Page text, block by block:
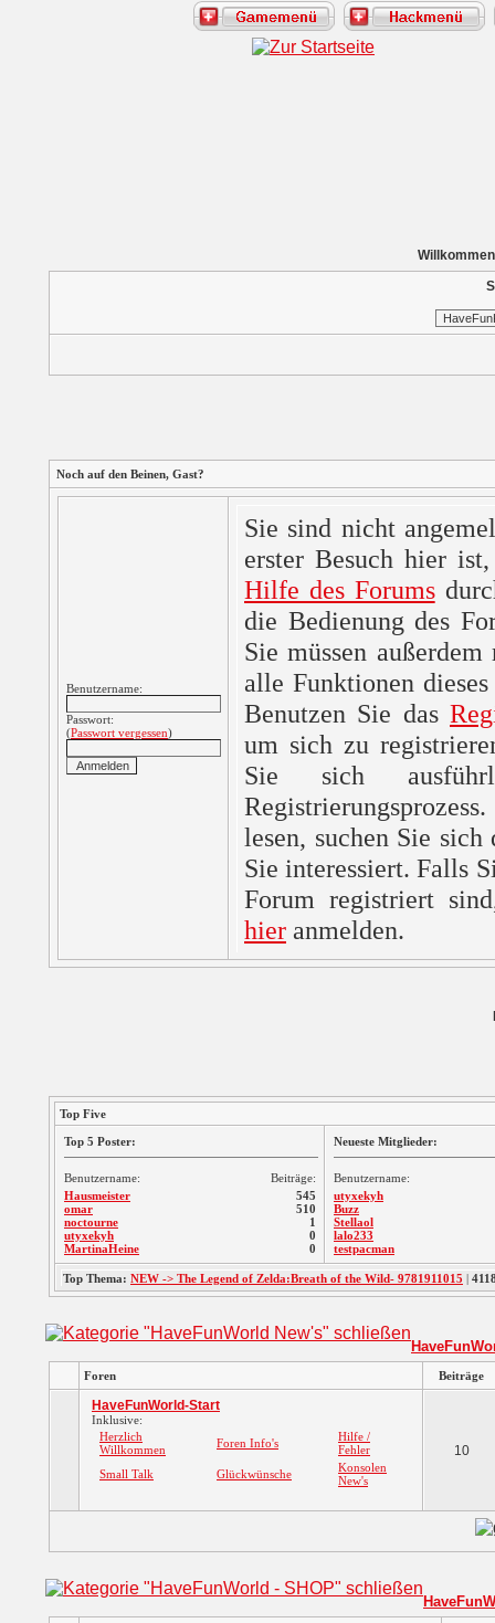
Noch auf den Beinen, Gast?
Benutzername:
Passwort:
(Passwort vergessen)
Sie sind nicht
erster Besuch hier
Hilfe des Forums
die Bedienung des
Sie müssen
alle Funktionen
Benutzen Sie das
um sich zu
Sie sich
lesen, suchen Sie sich
Sie interessiert. Falls
Forum registriert
hier anmelden.
Top Five
Top 5 Poster:
Benutzername:
Beiträge:
Hausmeister
omar
noctourne
utyxekyh
MartinaHeine
545
510
1
0
0
Neueste Mitglieder:
Benutzername:
utyxekyh
Buzz
Stellaol
lalo233
testpacman
Top Thema: NEW -> The Legend of Zelda:Breath of the Wild- 9781911015 |
Foren Beiträge
HaveFunWorld-Start
Inklusive:
Herzlich
Willkommen
Foren Info's
Hilfe /
Fehler
Small Talk
Glückwünsche
Konsolen
New's
10